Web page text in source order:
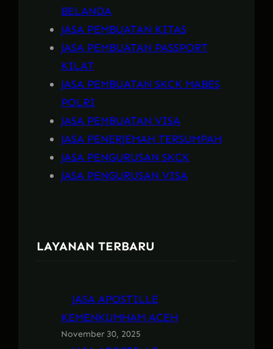
BELANDA
JASA PEMBUATAN KITAS
JASA PEMBUATAN PASSPORT
KILAT
JASA PEMBUATAN SKCK MABES
POLRI
JASA PEMBUATAN VISA
JASA PENERJEMAH TERSUMPAH
JASA PENGURUSAN SKCK
JASA PENGURUSAN VISA
LAYANAN TERBARU
JASA APOSTILLE
KEMENKUMHAM ACEH
November 30, 2025